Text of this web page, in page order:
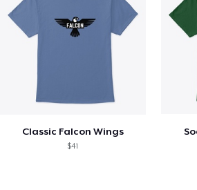
Classic Falcon Wings
$41